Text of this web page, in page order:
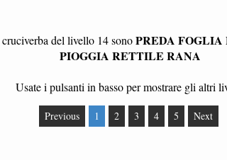
del livello 14 sonoPREDA FOGLIA
PIOGGIA RETTILE RANA
Usate i pulsanti in basso per mostrare gli altri
Previous 1 2 3 4 5 Next